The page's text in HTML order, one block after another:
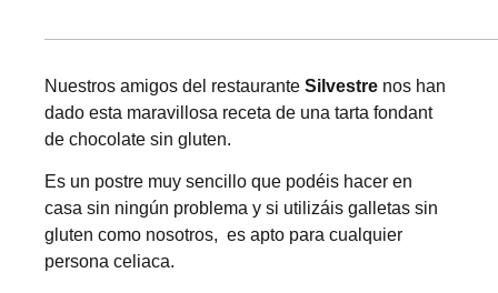
Nuestros amigos del restaurante Silvestre nos han
dado esta maravillosa receta de una tarta fondant
de chocolate sin gluten.
Es un postre muy sencillo que podéis hacer en
casa sin ningún problema y si utilizáis galletas sin
gluten como nosotros, es apto para cualquier
persona celiaca.